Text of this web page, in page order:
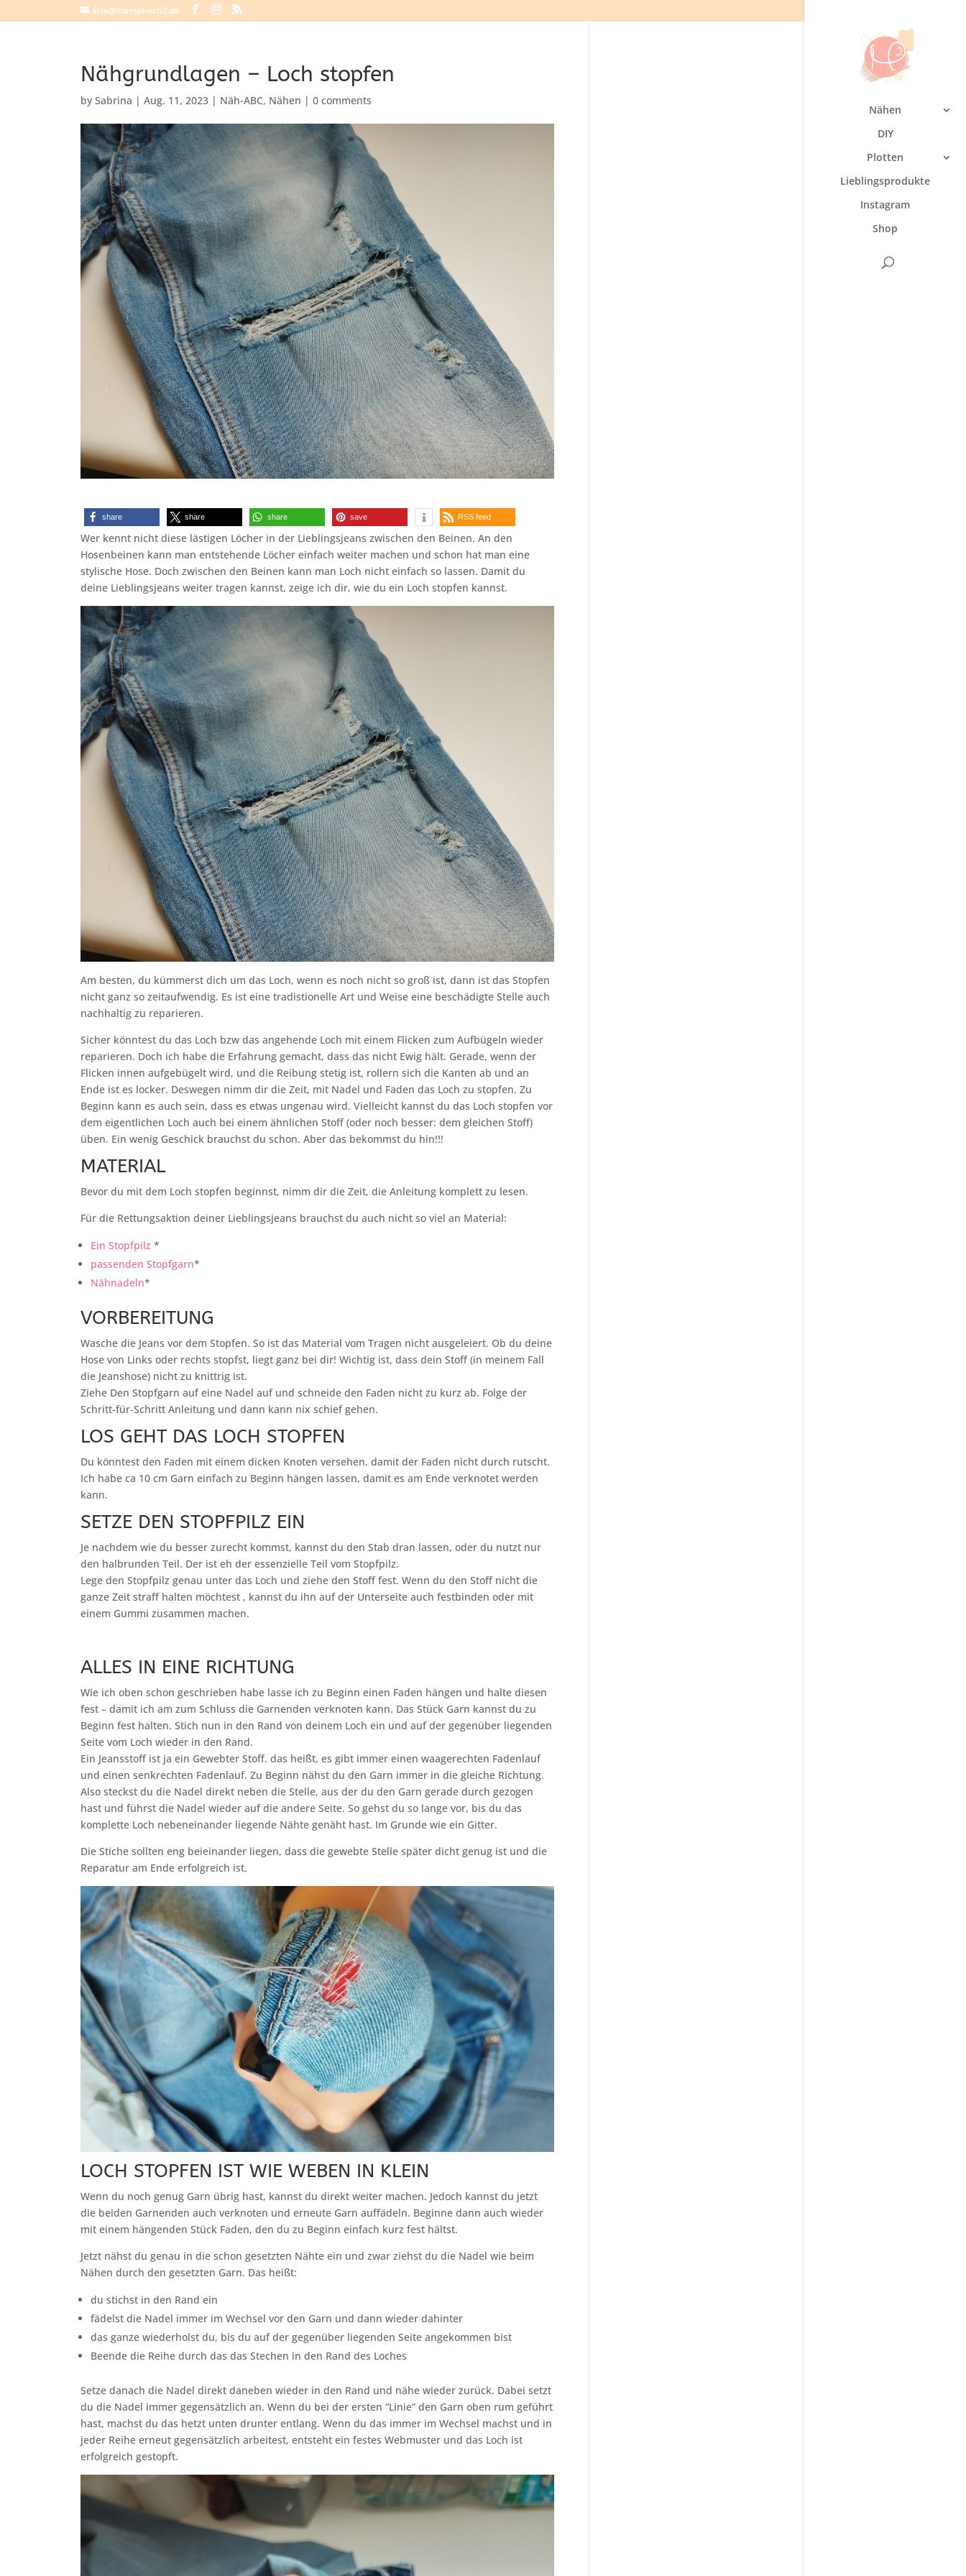
info@mamahoch2.de
Nähen
DIY
Plotten
Lieblingsprodukte
Instagram
Shop
Nähgrundlagen – Loch stopfen
by Sabrina | Aug. 11, 2023| Näh-ABC, Nähen | 0 comments
share share share save RSS feed
Wer kennt nicht diese lästigen Löcher in der Lieblingsjeans zwischen den Beinen. An den
Hosenbeinen kann man entstehende Löcher einfach weiter machen und schon hat man eine
stylische Hose. Doch zwischen den Beinen kann man Loch nicht einfach so lassen. Damit du
deine Lieblingsjeans weiter tragen kannst, zeige ich dir, wie du ein Loch stopfen kannst.
Am besten, du kümmerst dich um das Loch, wenn es noch nicht so groß ist, dann ist das Stopfen
nicht ganz so zeitaufwendig. Es ist eine tradistionelle Art und Weise eine beschädigte Stelle auch
nachhaltig zu reparieren.
Sicher könntest du das Loch bzw das angehende Loch mit einem Flicken zum Aufbügeln wieder
reparieren. Doch ich habe die Erfahrung gemacht, dass das nicht Ewig hält. Gerade, wenn der
Flicken innen aufgebügelt wird, und die Reibung stetig ist, rollern sich die Kanten ab und an
Ende ist es locker. Deswegen nimm dir die Zeit, mit Nadel und Faden das Loch zu stopfen. Zu
Beginn kann es auch sein, dass es etwas ungenau wird. Vielleicht kannst du das Loch stopfen vor
dem eigentlichen Loch auch bei einem ähnlichen Stoff (oder noch besser: dem gleichen Stoff)
üben. Ein wenig Geschick brauchst du schon. Aber das bekommst du hin!!!
MATERIAL
Bevor du mit dem Loch stopfen beginnst, nimm dir die Zeit, die Anleitung komplett zu lesen.
Für die Rettungsaktion deiner Lieblingsjeans brauchst du auch nicht so viel an Material:
Ein Stopfpilz *
passenden Stopfgarn*
Nähnadeln*
VORBEREITUNG
Wasche die Jeans vor dem Stopfen. So ist das Material vom Tragen nicht ausgeleiert. Ob du deine
Hose von Links oder rechts stopfst, liegt ganz bei dir! Wichtig ist, dass dein Stoff (in meinem Fall
die Jeanshose) nicht zu knittrig ist.
Ziehe Den Stopfgarn auf eine Nadel auf und schneide den Faden nicht zu kurz ab. Folge der
Schritt-für-Schritt Anleitung und dann kann nix schief gehen.
LOS GEHT DAS LOCH STOPFEN
Du könntest den Faden mit einem dicken Knoten versehen, damit der Faden nicht durch rutscht.
Ich habe ca 10 cm Garn einfach zu Beginn hängen lassen, damit es am Ende verknotet werden
kann.
SETZE DEN STOPFPILZ EIN
Je nachdem wie du besser zurecht kommst, kannst du den Stab dran lassen, oder du nutzt nur
den halbrunden Teil. Der ist eh der essenzielle Teil vom Stopfpilz.
Lege den Stopfpilz genau unter das Loch und ziehe den Stoff fest. Wenn du den Stoff nicht die
ganze Zeit straff halten möchtest , kannst du ihn auf der Unterseite auch festbinden oder mit
einem Gummi zusammen machen.
ALLES IN EINE RICHTUNG
Wie ich oben schon geschrieben habe lasse ich zu Beginn einen Faden hängen und halte diesen
fest – damit ich am zum Schluss die Garnenden verknoten kann. Das Stück Garn kannst du zu
Beginn fest halten. Stich nun in den Rand von deinem Loch ein und auf der gegenüber liegenden
Seite vom Loch wieder in den Rand.
Ein Jeansstoff ist ja ein Gewebter Stoff. das heißt, es gibt immer einen waagerechten Fadenlauf
und einen senkrechten Fadenlauf. Zu Beginn nähst du den Garn immer in die gleiche Richtung.
Also steckst du die Nadel direkt neben die Stelle, aus der du den Garn gerade durch gezogen
hast und führst die Nadel wieder auf die andere Seite. So gehst du so lange vor, bis du das
komplette Loch nebeneinander liegende Nähte genäht hast. Im Grunde wie ein Gitter.
Die Stiche sollten eng beieinander liegen, dass die gewebte Stelle später dicht genug ist und die
Reparatur am Ende erfolgreich ist.
LOCH STOPFEN IST WIE WEBEN IN KLEIN
Wenn du noch genug Garn übrig hast, kannst du direkt weiter machen. Jedoch kannst du jetzt
die beiden Garnenden auch verknoten und erneute Garn auffädeln. Beginne dann auch wieder
mit einem hängenden Stück Faden, den du zu Beginn einfach kurz fest hältst.
Jetzt nähst du genau in die schon gesetzten Nähte ein und zwar ziehst du die Nadel wie beim
Nähen durch den gesetzten Garn. Das heißt:
du stichst in den Rand ein
fädelst die Nadel immer im Wechsel vor den Garn und dann wieder dahinter
das ganze wiederholst du, bis du auf der gegenüber liegenden Seite angekommen bist
Beende die Reihe durch das das Stechen in den Rand des Loches
Setze danach die Nadel direkt daneben wieder in den Rand und nähe wieder zurück. Dabei setzt
du die Nadel immer gegensätzlich an. Wenn du bei der ersten “Linie” den Garn oben rum geführt
hast, machst du das hetzt unten drunter entlang. Wenn du das immer im Wechsel machst und in
jeder Reihe erneut gegensätzlich arbeitest, entsteht ein festes Webmuster und das Loch ist
erfolgreich gestopft.